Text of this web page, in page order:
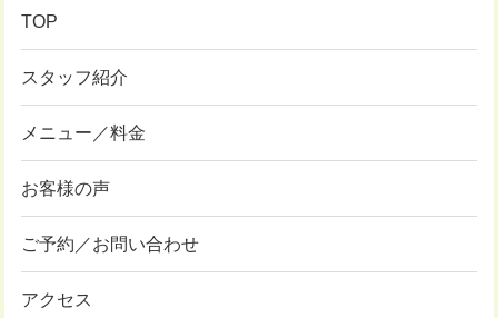
TOP
スタッフ紹介
メニュー／料金
お客様の声
ご予約／お問い合わせ
アクセス